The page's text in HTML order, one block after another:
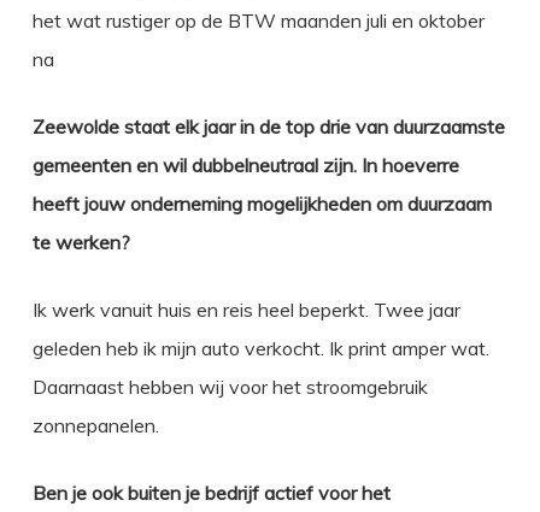
het wat rustiger op de BTW maanden juli en oktober
na
Zeewolde staat elk jaar in de top drie van duurzaamste
gemeenten en wil dubbelneutraal zijn. In hoeverre
heeft jouw onderneming mogelijkheden om duurzaam
te werken?
Ik werk vanuit huis en reis heel beperkt. Twee jaar
geleden heb ik mijn auto verkocht. Ik print amper wat.
Daarnaast hebben wij voor het stroomgebruik
zonnepanelen.
Ben je ook buiten je bedrijf actief voor het